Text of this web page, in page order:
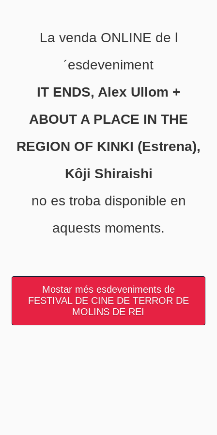
La venda ONLINE de l
´esdeveniment
IT ENDS, Alex Ullom +
ABOUT A PLACE IN THE
REGION OF KINKI (Estrena),
Kôji Shiraishi
no es troba disponible en
aquests moments.
Mostar més esdeveniments de
FESTIVAL DE CINE DE TERROR DE
MOLINS DE REI